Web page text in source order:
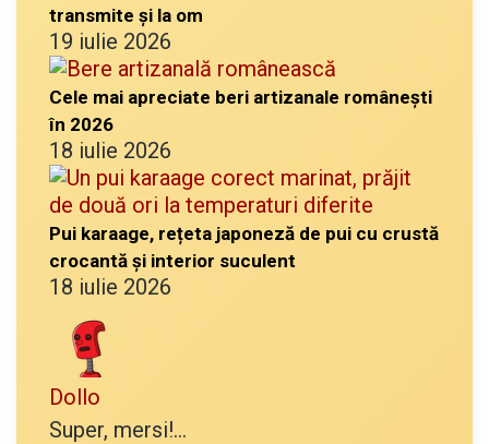
transmite și la om
19 iulie 2026
Cele mai apreciate beri artizanale românești
în 2026
18 iulie 2026
Pui karaage, rețeta japoneză de pui cu crustă
crocantă și interior suculent
18 iulie 2026
Dollo
Super, mersi!...